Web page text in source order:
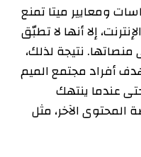
ومعايير ميتا تمنع
إلا أنها لا تطبّق
نتيجة لذلك،
أفراد مجتمع الميم
عندما ينتهك
المحتوى الآخر، مثل